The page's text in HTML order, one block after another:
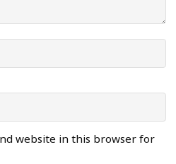
website in this browser for